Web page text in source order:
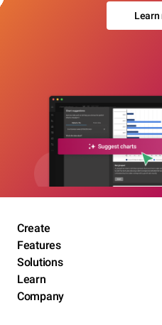
Learn
Create
Features
Solutions
Learn
Company